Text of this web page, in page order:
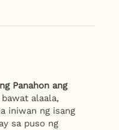
Panahon ang
bawat alaala,
iniwan ng isang
sa puso ng